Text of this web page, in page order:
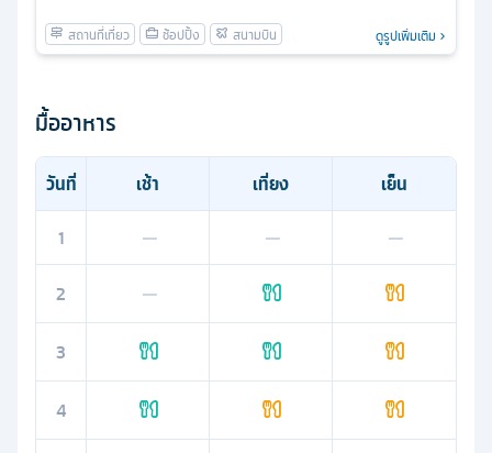
ดูรูปเพิ่มเติม
มื้ออาหาร
วันที่ เช้า เที่ยง
เย็น
1
— —
—
2
—
3
4